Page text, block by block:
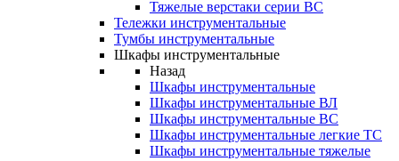
Тяжелые верстаки серии ВС
Тележки инструментальные
Тумбы инструментальные
Шкафы инструментальные
Назад
Шкафы инструментальные
Шкафы инструментальные ВЛ
Шкафы инструментальные ВС
Шкафы инструментальные легкие ТС
Шкафы инструментальные тяжелые